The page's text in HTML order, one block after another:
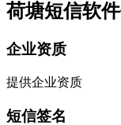
荷塘短信软
企业资质
提供企业资质
短信签名